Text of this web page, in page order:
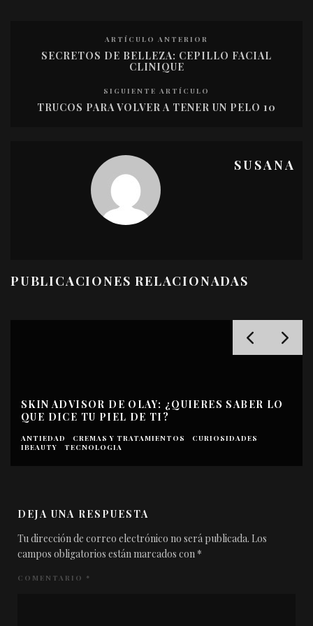
ARTÍCULO ANTERIOR
SECRETOS DE BELLEZA: CEPILLO FACIAL
CLINIQUE
SIGUIENTE ARTÍCULO
TRUCOS PARA VOLVER A TENER UN PELO 10
SUSANA
PUBLICACIONES RELACIONADAS
SABER LO
CURIOSIDADES
SECRET BOXES: CONSIGUE
DEJA UNA RESPUESTA
Tu dirección de correo electrónico no será publicada. Los
campos obligatorios están marcados con *
COMENTARIO *